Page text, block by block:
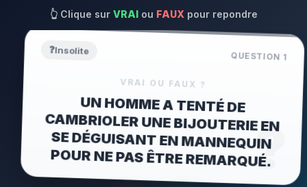
👆Clique sur VRAI ou FAUX pour repondre
?
❓Insolite
QUESTION1
VRAI OU FAUX ?
UN HOMME A TENTÉ DE
CAMBRIOLER UNE BIJOUTERIE EN
SE DÉGUISANT EN MANNEQUIN
POUR NE PAS ÊTRE REMARQUÉ.